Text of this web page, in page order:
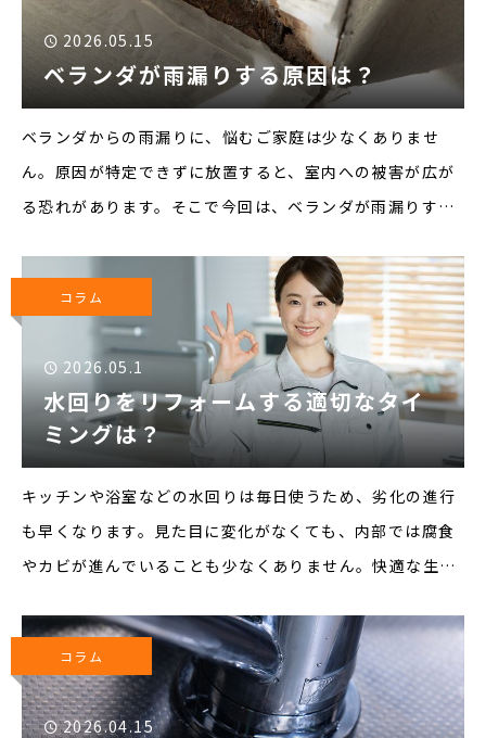
2026.05.15
ベランダが雨漏りする原因は？
ベランダからの雨漏りに、悩むご家庭は少なくありませ
ん。原因が特定できずに放置すると、室内への被害が広が
る恐れがあります。そこで今回は、ベランダが雨漏りする
さい。▼ベランダが雨漏りする原因■防水層の劣化ベラン
ダの床面には
コラム
2026.05.1
水回りをリフォームする適切なタイ
ミングは？
キッチンや浴室などの水回りは毎日使うため、劣化の進行
も早くなります。見た目に変化がなくても、内部では腐食
やカビが進んでいることも少なくありません。快適な生活
が必要です。そこで今回は、水回りをリフォームする適切
なタイミングに
コラム
2026.04.15